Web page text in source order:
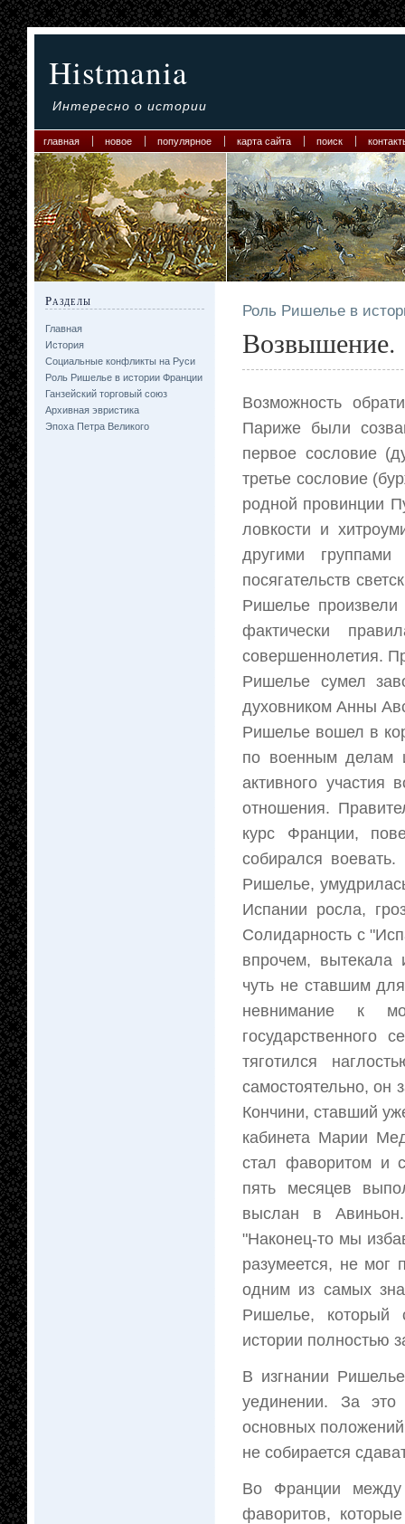
Histmania
Интересно о истории
главная новое популярное карта сайта поиск
Разделы
Главная
История
Социальные конфликты на Руси
Роль Ришелье в истории Франции
Ганзейский торговый союз
Архивная эвристика
Эпоха Петра Великого
Роль Ришелье в
Возвышение.
Возможность
Париже были
первое сословие
третье сословие
родной провинции
ловкости и
другими
посягательств
Ришелье
фактически
совершеннолетия.
Ришелье сумел
духовником Анны
Ришелье вошел в
по военным делам
активного
отношения.
курс Франции,
собирался
Ришелье,
Испании росла,
Солидарность с
впрочем, вытекала
чуть не ставшим
невнимание к
государственного
тяготился
самостоятельно, он
Кончини, ставший
кабинета Марии
стал фаворитом и
пять месяцев
выслан в
"Наконец-то мы
разумеется, не мог
одним из самых
Ришелье, который
истории полностью
В изгнании
уединении. За
основных
не собирается
Во Франции
фаворитов,